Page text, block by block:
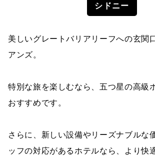
シドニー
美しいグレートバリアリーフへの玄関
アンズ。
特別な旅を楽しむなら、五つ星の高級
おすすめです。
さらに、新しい設備やリーズナブルな
ッフの対応があるホテルなら、より快